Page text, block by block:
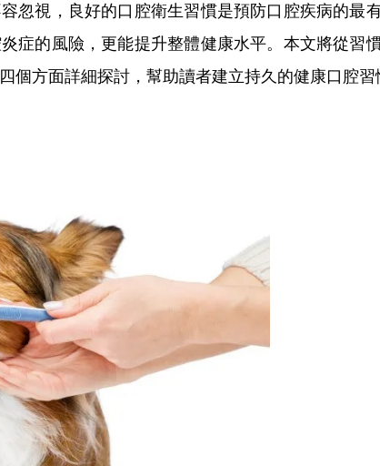
視，良好的口腔衛生習慣是預防口腔疾病的最
症的風險，更能提升整體健康水平。本文將從習
個方面詳細探討，幫助讀者建立持久的健康口腔習